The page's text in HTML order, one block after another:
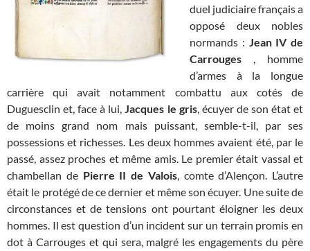
duel judiciaire français a
opposé deux nobles
normands : Jean IV de
Carrouges , homme
d’armes à la longue
carrière qui avait notamment combattu aux cotés de
Duguesclin et, face à lui,Jacques le gris, écuyer de son état et
de moins grand nom mais puissant, semble-t-il, par ses
possessions et richesses. Les deux hommes avaient été, par le
passé, assez proches et même amis. Le premier était vassal et
chambellan de Pierre II de Valois, comte d’Alençon. L’autre
était le protégé de ce dernier et même son écuyer. Une suite de
circonstances et de tensions ont pourtant éloigner les deux
hommes. Il est question d’un incident sur un terrain promis en
dot à Carrouges et qui sera, malgré les engagements du père